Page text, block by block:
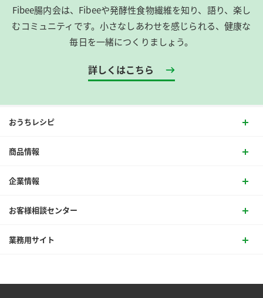
Fibee腸内会は、​Fibeeや発酵性食物繊維を知り、語り、楽し
むコミュニティです。​小さなしあわせを感じられる、健康な
毎日を一緒につくりましょう。
詳しくはこちら
おうちレシピ
商品情報
企業情報
お客様相談センター
業務用サイト